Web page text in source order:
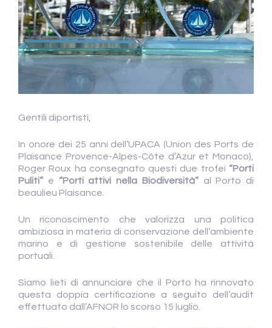
Gentili diportisti,
In onore dei 25 anni dell’UPACA (Union des Ports de
Plaisance Provence-Alpes-Côte d’Azur et Monaco),
Roger Roux ha consegnato questi due trofei “Porti
Puliti” e “Porti attivi nella Biodiversità”al Porto di
beaulieu Plaisance.
Un riconoscimento che valorizza una politica
ambiziosa in materia di conservazione dell’ambiente
marino e di gestione sostenibile delle attività
portuali.
Siamo lieti di annunciare che il Porto ha rinnovato
questa doppia certificazione a seguito dell’audit
effettuato dall’AFNOR lo scorso 15 luglio.